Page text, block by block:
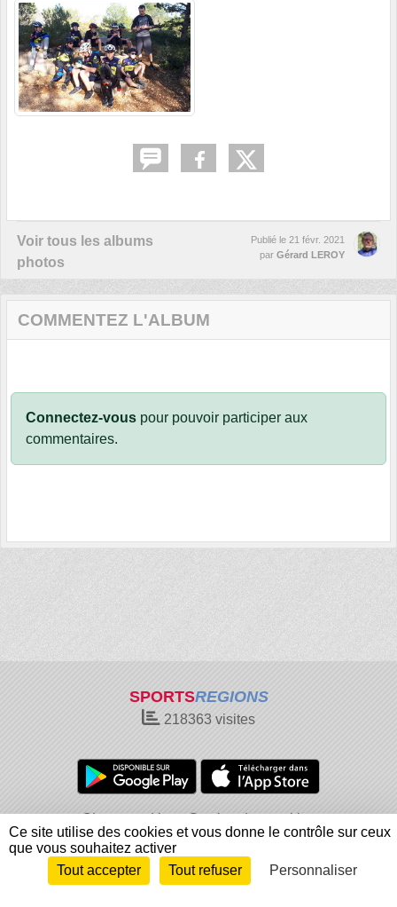
Voir tous les albums
photos
Publié le 21 févr. 2021
par Gérard LEROY
COMMENTEZ L'ALBUM
Connectez-vous pour pouvoir participer aux
commentaires.
SPORTSREGIONS
218363 visites
Charte cookies
Gestion des cookies
Informations légales
Signaler un contenu inapproprié
Envie de participer ? Connexion
Ce site utilise des cookies et vous donne le contrôle sur ceux
que vous souhaitez activer
Tout accepter
Tout refuser Personnaliser